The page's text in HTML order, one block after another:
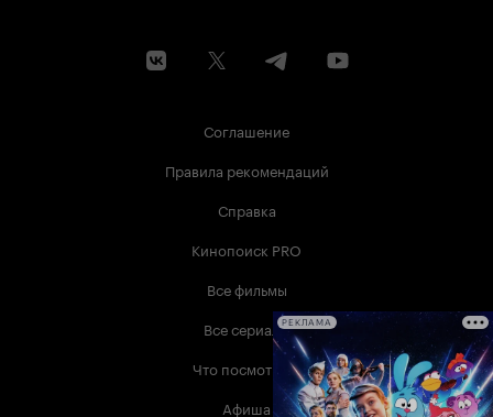
Соглашение
Правила рекомендаций
Справка
Кинопоиск PRO
Все фильмы
Все сериалы
Что посмотреть
Афиша
РЕКЛАМА